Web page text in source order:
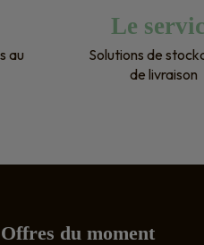
délais (sans surcoût). Enfin, nous
eu de très bons conseils
d'entretien! je recommande!
au
Le
Solutions de
de livraison
Offres du moment